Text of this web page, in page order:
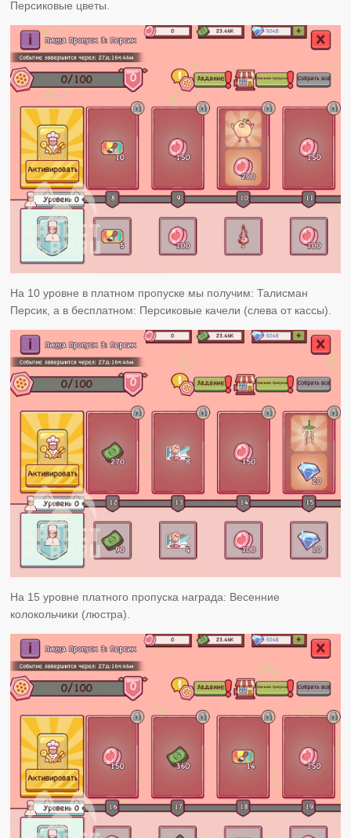
Персиковые цветы.
На 10 уровне в платном пропуске мы получим: Талисман
Персик, а в бесплатном: Персиковые качели (слева от кассы).
На 15 уровне платного пропуска награда: Весенние
колокольчики (люстра).